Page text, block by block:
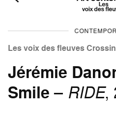
Les voix des fleuves
Jérémie
Smile – RIDE,